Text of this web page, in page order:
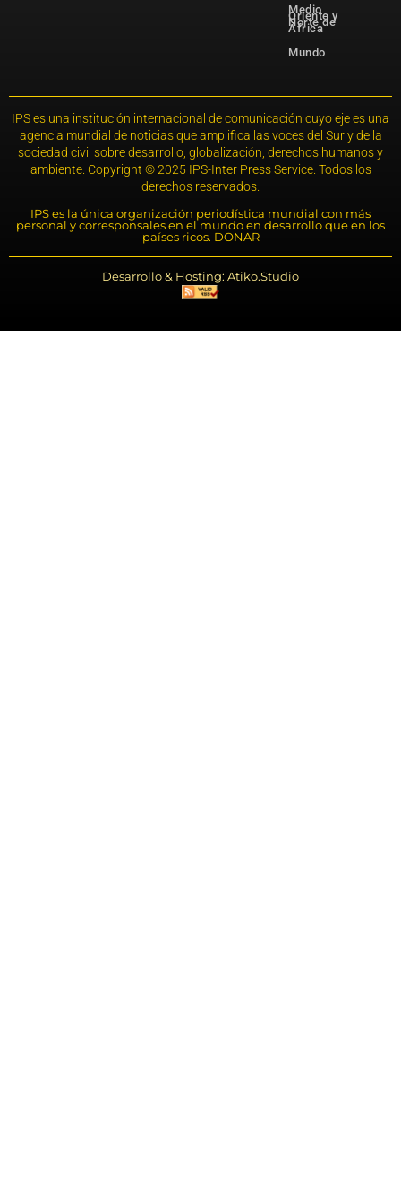
Medio
Oriente y
Norte de
África
Mundo
IPS es una institución internacional de comunicación cuyo eje es una
agencia mundial de noticias que amplifica las voces del Sur y de la
sociedad civil sobre desarrollo, globalización, derechos humanos y
ambiente. Copyright © 2025 IPS-Inter Press Service. Todos los
derechos reservados.
IPS es la única organización periodística mundial con más
personal y corresponsales en el mundo en desarrollo que en los
países ricos. DONAR
Desarrollo & Hosting: Atiko.Studio